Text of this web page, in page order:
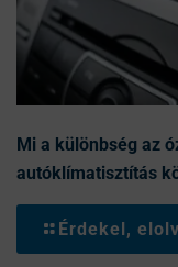
Mi a különbség az
autóklímatisztítás
Érdekel,